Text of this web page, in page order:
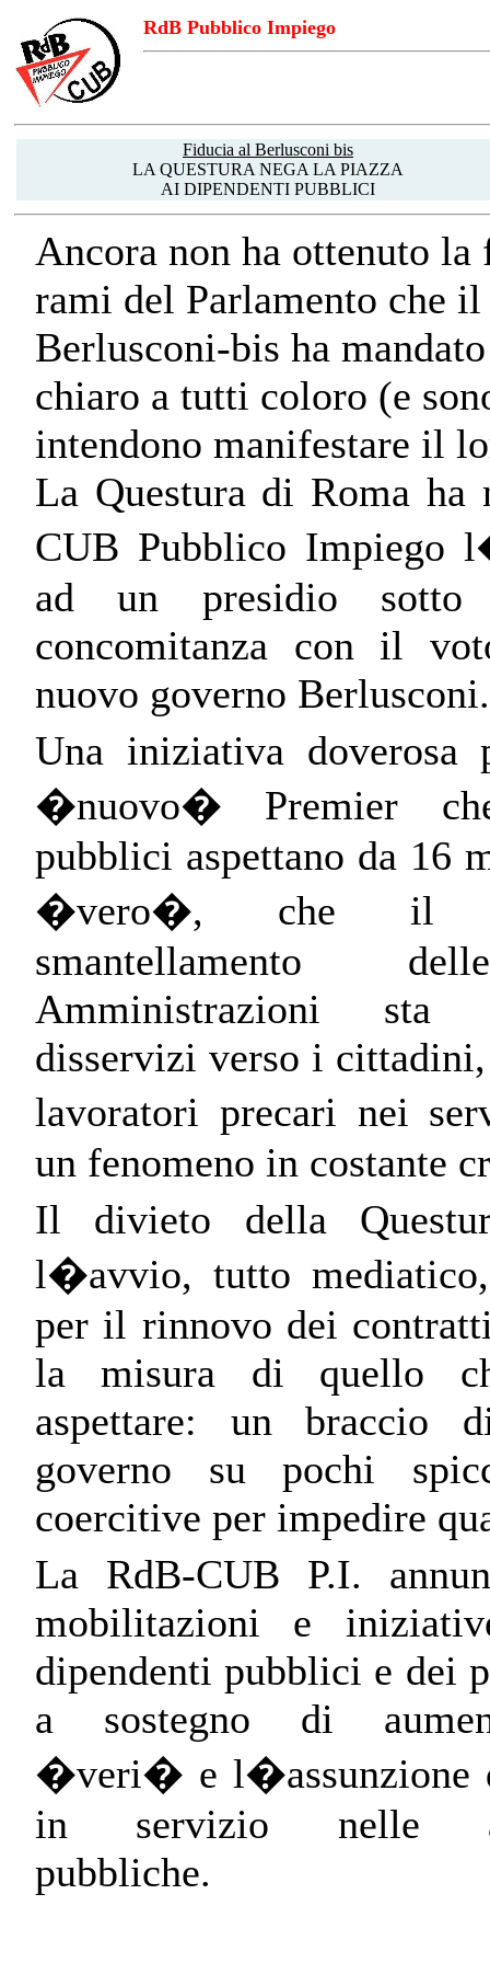
RdB Pubblico Impiego
Fiducia al Berlusconi bis
LA QUESTURA NEGA LA PIAZZA
AI DIPENDENTI PUBBLICI
Ancora non ha ottenuto la
rami del Parlamento che
Berlusconi-bis ha
chiaro a tutti coloro (e
intendono manifestare il
La Questura di Roma ha
CUB Pubblico Impiego
ad un presidio
concomitanza con il
nuovo governo Berlusconi.
Una iniziativa doverosa
�nuovo� Premier
pubblici aspettano da 16
�vero�, che il
smantellamento
Amministrazioni sta
disservizi verso i
lavoratori precari nei
un fenomeno in costante
Il divieto della
l�avvio, tutto
per il rinnovo dei
la misura di quello
aspettare: un
governo su pochi
coercitive per impedire
La RdB-CUB P.I.
mobilitazioni e
dipendenti pubblici e dei
a sostegno di
�veri� e l�assunzione
in servizio nelle
pubbliche.